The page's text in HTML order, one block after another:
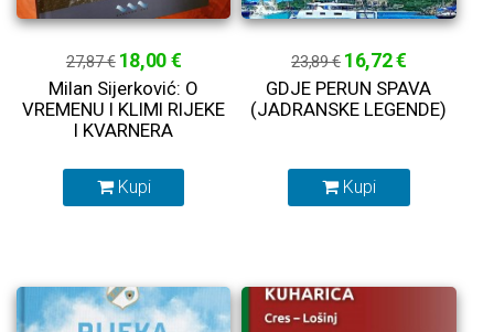
27,87 € 18,00 €
Milan Sijerković: O
VREMENU I KLIMI RIJEKE
I KVARNERA
Kupi
23,89 € 16,72 €
GDJE PERUN SPAVA
(JADRANSKE LEGENDE)
Kupi